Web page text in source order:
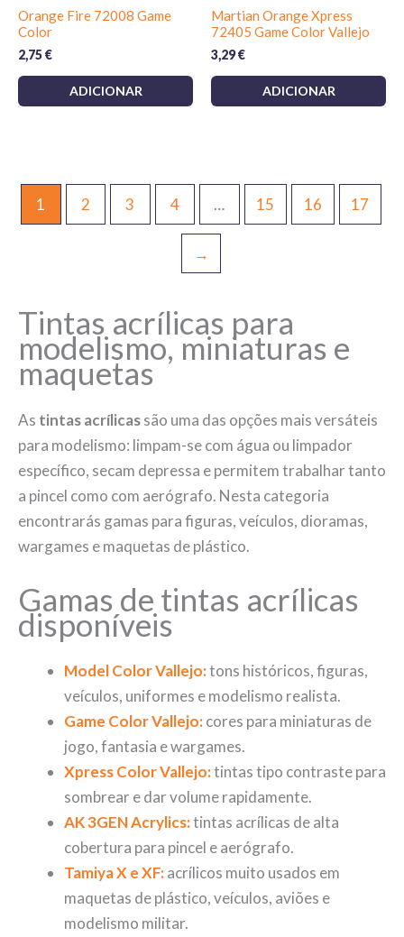
Orange Fire 72008 Game
Color
2,75€
ADICIONAR
Martian Orange Xpress
72405 Game Color Vallejo
3,29€
ADICIONAR
1 2 3 4 … 15 16 17
→
Tintas acrílicas para
modelismo, miniaturas e
maquetas
As tintas acrílicassão uma das opções mais versáteis
para modelismo: limpam-se com água ou limpador
específico, secam depressa e permitem trabalhar tanto
a pincel como com aerógrafo. Nesta categoria
encontrarás gamas para figuras, veículos, dioramas,
wargames e maquetas de plástico.
Gamas de tintas acrílicas
disponíveis
Model Color Vallejo:tons históricos, figuras,
veículos, uniformes e modelismo realista.
Game Color Vallejo:cores para miniaturas de
jogo, fantasia e wargames.
Xpress Color Vallejo:tintas tipo contraste para
sombrear e dar volume rapidamente.
AK 3GEN Acrylics:tintas acrílicas de alta
cobertura para pincel e aerógrafo.
Tamiya X e XF:acrílicos muito usados em
maquetas de plástico, veículos, aviões e
modelismo militar.